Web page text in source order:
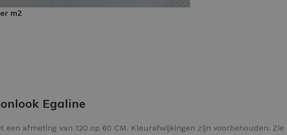
m2
Egaline
een afmeting van 120 op 60 CM. Kleurafwijkingen zijn voorbehouden.